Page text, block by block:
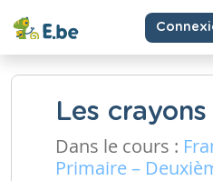
Les
Dans le cours :
Primaire –